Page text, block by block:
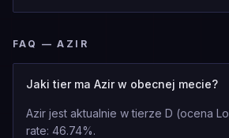
FAQ — AZIR
Jaki tier ma Azir w obecnej mecie?
Azir jest aktualnie w tierze D (ocena
rate: 46.74%.